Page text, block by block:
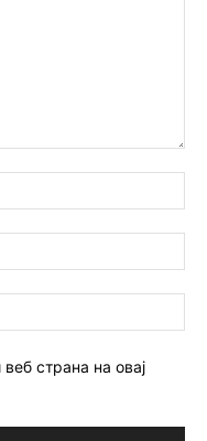
страна на овај